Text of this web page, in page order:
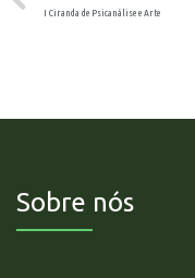
I Ciranda de Psicanálise e Arte
Sobre nós